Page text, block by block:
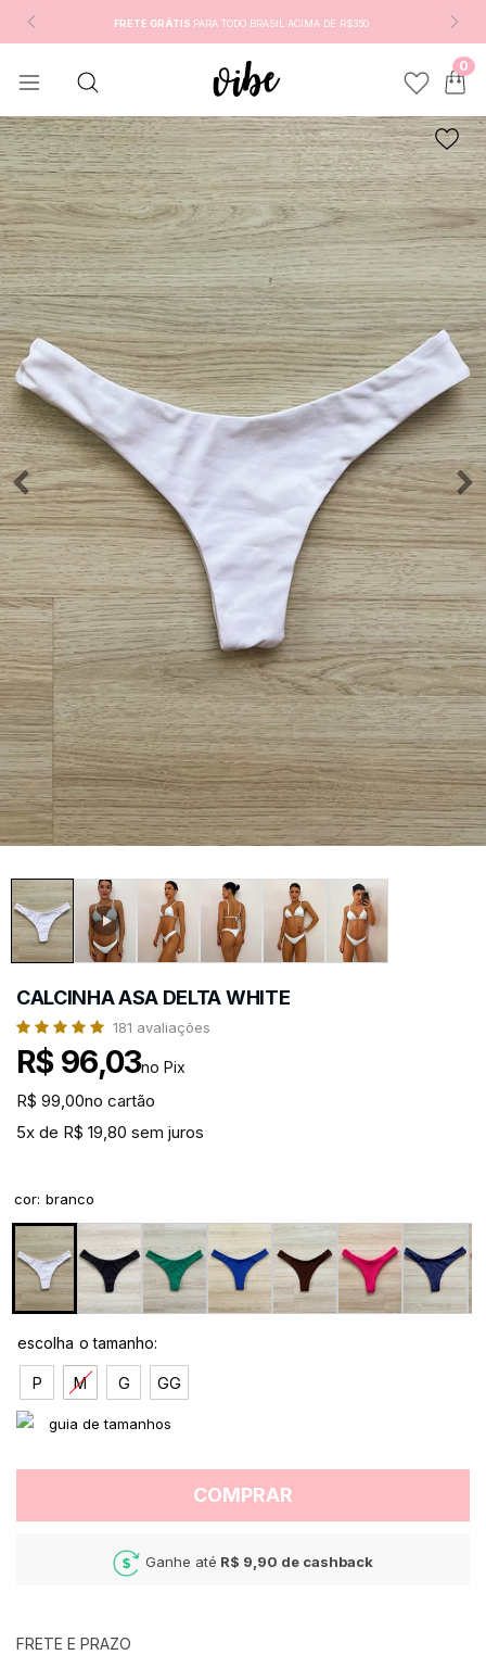
FRETE GRÁTIS PARA TODO BRASIL ACIMA DE R$350
0
CALCINHA ASA DELTA WHITE
181 avaliações
R$ 96,03no Pix
R$ 99,00no cartão
5x de R$ 19,80 sem juros
cor: branco
P M G GG
COMPRAR
Ganhe até R$ 9,90 de cashback